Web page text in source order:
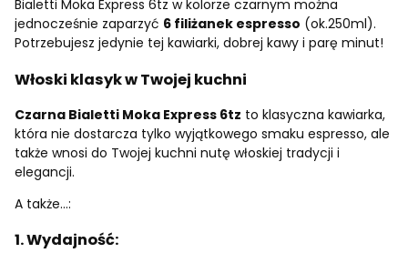
Bialetti Moka Express 6tz w kolorze czarnym można
jednocześnie zaparzyć 6 filiżanek espresso (ok.250ml).
Potrzebujesz jedynie tej kawiarki, dobrej kawy i parę minut!
Włoski klasyk w Twojej kuchni
Czarna Bialetti Moka Express 6tz to klasyczna kawiarka,
która nie dostarcza tylko wyjątkowego smaku espresso, ale
także wnosi do Twojej kuchni nutę włoskiej tradycji i
elegancji.
A także...:
1. Wydajność: